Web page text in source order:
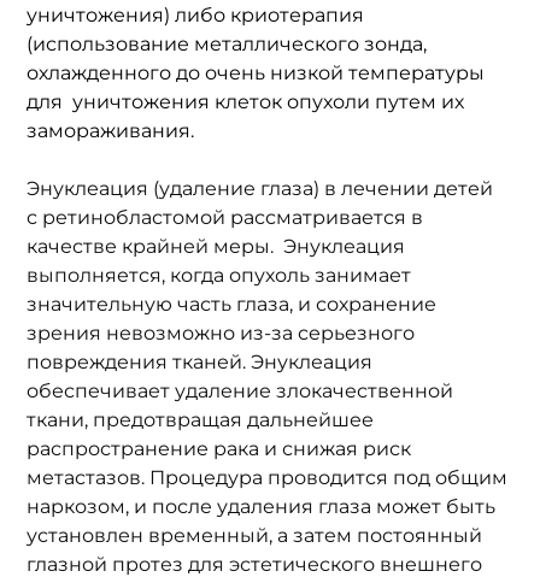
уничтожения) либо криотерапия
(использование металлического зонда,
охлажденного до очень низкой температуры
для  уничтожения клеток опухоли путем их
замораживания.
Энуклеация (удаление глаза) в лечении детей
с ретинобластомой рассматривается в
качестве крайней меры.  Энуклеация
выполняется, когда опухоль занимает
значительную часть глаза, и сохранение
зрения невозможно из-за серьезного
повреждения тканей. Энуклеация
обеспечивает удаление злокачественной
ткани, предотвращая дальнейшее
распространение рака и снижая риск
метастазов. Процедура проводится под общим
наркозом, и после удаления глаза может быть
установлен временный, а затем постоянный
глазной протез для эстетического внешнего